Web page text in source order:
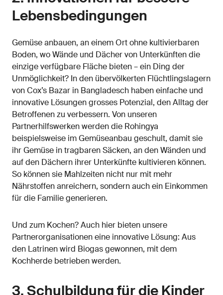
Lebensbedingungen
Gemüse anbauen, an einem Ort ohne kultivierbaren
Boden, wo Wände und Dächer von Unterkünften die
einzige verfügbare Fläche bieten – ein Ding der
Unmöglichkeit? In den übervölkerten Flüchtlingslagern
von Cox’s Bazar in Bangladesch haben einfache und
innovative Lösungen grosses Potenzial, den Alltag der
Betroffenen zu verbessern. Von unseren
Partnerhilfswerken werden die Rohingya
beispielsweise im Gemüseanbau geschult, damit sie
ihr Gemüse in tragbaren Säcken, an den Wänden und
auf den Dächern ihrer Unterkünfte kultivieren können.
So können sie Mahlzeiten nicht nur mit mehr
Nährstoffen anreichern, sondern auch ein Einkommen
für die Familie generieren.
Und zum Kochen? Auch hier bieten unsere
Partnerorganisationen eine innovative Lösung: Aus
den Latrinen wird Biogas gewonnen, mit dem
Kochherde betrieben werden.
3. Schulbildung für die Kinder